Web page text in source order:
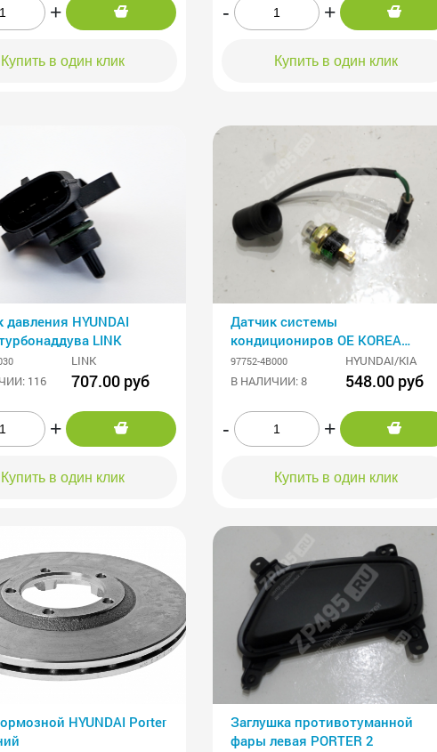
+
Купить в один клик
- +
Купить в один клик
давления HYUNDAI
LINK
LINK
116
707.00 руб
+
Купить в один клик
Датчик системы
кондициониров OE KOREA
Хундай Портер
97752-4B000
HYUNDAI/KIA
В НАЛИЧИИ: 8
548.00 руб
- +
Купить в один клик
HYUNDAI Porter
Заглушка противотуманной
фары левая PORTER 2